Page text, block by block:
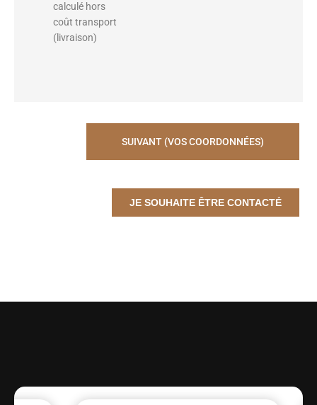
calculé hors
coût transport
(livraison)
SUIVANT (VOS COORDONNÉES)
JE SOUHAITE ÊTRE CONTACTÉ